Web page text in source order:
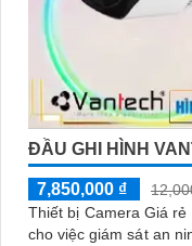
ĐẦU GHI HÌNH
7,850,000 ₫
Thiết bị Camera Giá
cho việc giám sát an ninh. Với chất lượng sắc nét lên